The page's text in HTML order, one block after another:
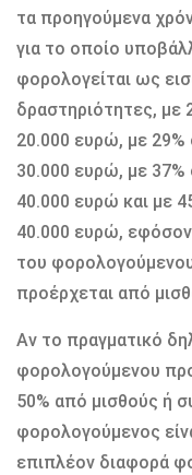
τα προηγούμενα
για το οποίο
φορολογείται ως
δραστηριότητες, με
20.000 ευρώ, με 29%
30.000 ευρώ, με 37%
40.000 ευρώ και με
40.000 ευρώ,
του
προέρχεται από
Αν το πραγματικό
φορολογούμενου
50% από μισθούς ή
φορολογούμενος
επιπλέον διαφορά